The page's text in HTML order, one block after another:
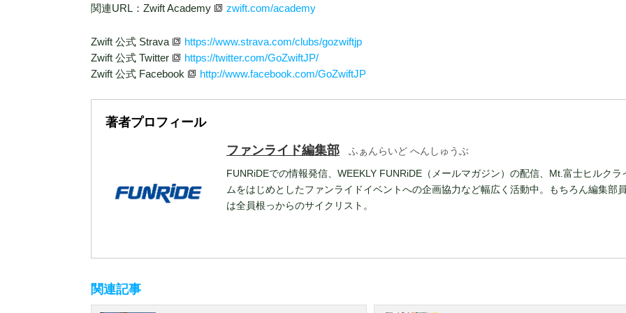
関連URL：Zwift Academy zwift.com/academy
Zwift 公式 Strava
https://www.strava.com/clubs/gozwiftjp
Zwift 公式 Twitter
https://twitter.com/GoZwiftJP/
Zwift 公式 Facebook
http://www.facebook.com/GoZwiftJP
著者プロフィール
ファンライド編集部
ふぁんらいど へんしゅうぶ
FUNRiDEでの情報発信、WEEKLY FUNRiDE（メールマガジン）の配信、Mt.富士ヒルクラ
ムをはじめとしたファンライドイベントへの企画協力など幅広く活動中。もちろん編集部
は全員根っからのサイクリスト。
関連記事